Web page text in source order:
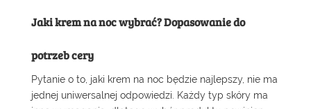
Jaki krem na noc wybrać? Dopasowanie do
potrzeb cery
Pytanie o to, jaki krem na noc będzie najlepszy, nie ma
jednej uniwersalnej odpowiedzi. Każdy typ skóry ma